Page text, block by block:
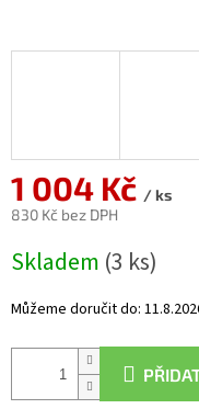
1 004 Kč / ks
830 Kč bez DPH
cena:
Skladem (3 ks)
Můžeme doručit do: